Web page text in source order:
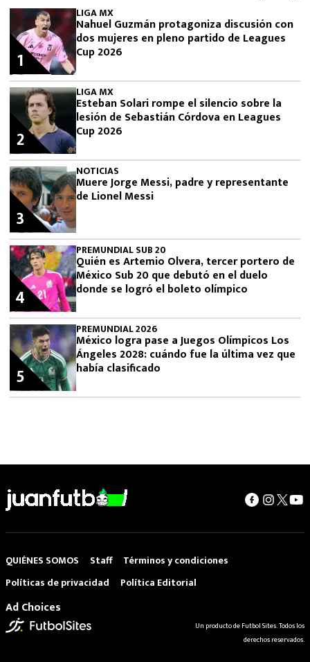
LIGA MX
Nahuel Guzmán protagoniza discusión con
dos mujeres en pleno partido de Leagues
Cup 2026
1
LIGA MX
Esteban Solari rompe el silencio sobre la
lesión de Sebastián Córdova en Leagues
Cup 2026
2
NOTICIAS
Muere Jorge Messi, padre y representante
de Lionel Messi
3
PREMUNDIAL SUB 20
Quién es Artemio Olvera, tercer portero de
México Sub 20 que debutó en el duelo
donde se logró el boleto olímpico
4
PREMUNDIAL 2026
México logra pase a Juegos Olímpicos Los
Ángeles 2028: cuándo fue la última vez que
había clasificado
5
QUIÉNES SOMOS Staff
Términos y condiciones
Políticas de privacidad
Política Editorial
Ad Choices
Un producto de Futbol Sites. Todos los
derechos reservados.